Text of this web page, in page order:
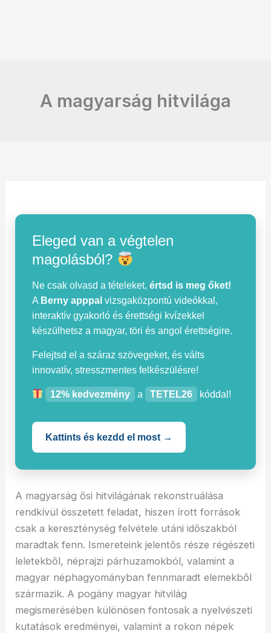
A magyarság hitvilága
Eleged van a végtelen
magolásból?
Ne csak olvasd a tételeket,értsd is meg őket!
A Berny apppal vizsgaközpontú videókkal,
interaktív gyakorló és érettségi kvízekkel
készülhetsz a magyar, töri és angol érettségire.
Felejtsd el a száraz szövegeket, és válts
innovatív, stresszmentes felkészülésre!
12% kedvezmény a TETEL26 kóddal!
Kattints és kezdd el most →
A magyarság ősi hitvilágának rekonstruálása
rendkívül összetett feladat, hiszen írott források
csak a kereszténység felvétele utáni időszakból
maradtak fenn. Ismereteink jelentős része régészeti
leletekből, néprajzi párhuzamokból, valamint a
magyar néphagyományban fennmaradt elemekből
származik. A pogány magyar hitvilág
megismerésében különösen fontosak a nyelvészeti
kutatások eredményei, valamint a rokon népek